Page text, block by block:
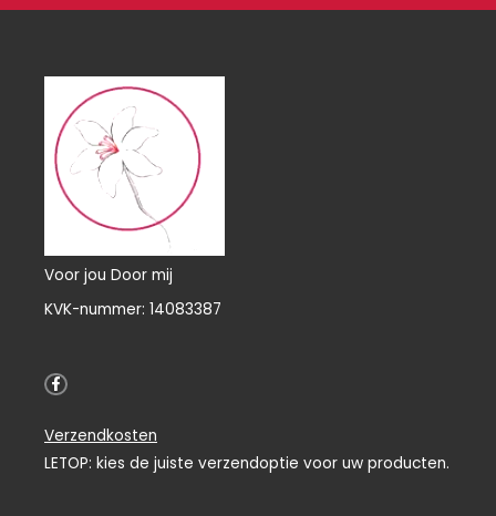
Voor jou Door mij
KVK-nummer: 14083387
F
a
b
o
Verzendkosten
LETOP: kies de juiste verzendoptie voor uw producten.